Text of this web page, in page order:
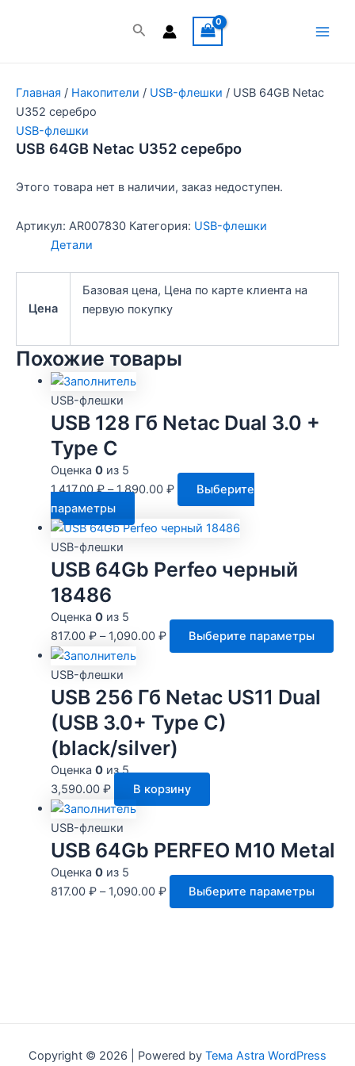
Поиск
Главная / Накопители / USB-флешки / USB 64GB Netac
U352 серебро
USB-флешки
USB 64GB Netac U352 серебро
Этого товара нет в наличии, заказ недоступен.
Артикул: AR007830 Категория: USB-флешки
Детали
Цена
Базовая цена, Цена по карте клиента на
первую покупку
Похожие товары
USB-флешки
USB 128 Гб Netac Dual 3.0 +
Type C
Оценка 0из 5
1,417.00₽–1,890.00 ₽
Выберите
параметры
товар
несколько
можно
выбрать
на
товара.
USB-флешки
USB 64Gb Perfeo черный
18486
Оценка 0из 5
817.00 ₽–1,090.00 ₽ Выберите параметры
USB-флешки
USB 256 Гб Netac US11 Dual
(USB 3.0+ Type C)
(black/silver)
Оценка 0из 5
3,590.00 ₽ В корзину
USB-флешки
USB 64Gb PERFEO M10 Metal
Оценка 0из 5
817.00 ₽– 1,090.00 ₽ Выберите параметры
Copyright © 2026 | Powered by Тема Astra WordPress